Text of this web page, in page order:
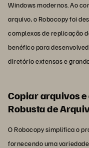
Windows modernos. Ao
arquivo, o Robocopy foi
complexas de replicação
benéfico para
diretório extensas e
Copiar arquivos
Robusta de
O Robocopy simplifica o
fornecendo uma